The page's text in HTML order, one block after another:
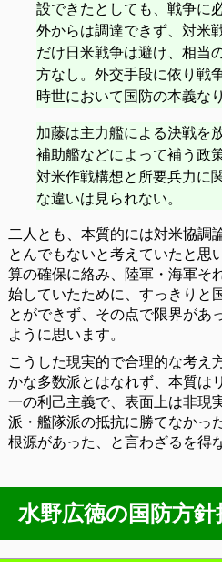
設できたとしても、戦争に
外からは調達できず、対米
だけ日米戦争は避け、相当
方なし。外交手段に依り戦
時世において国防の本義なり
加藤は主力艦による決戦を
補助艦などによって補う政
対米作戦構想と所要兵力に
な違いは見られない。
二人とも、本質的には対米協調
とんでもないと考えていたと思
算の確保に絡み、陸軍・海軍そ
始していたために、すっきりと
とができず、その点で限界があ
ように思います。
こうした現実的で合理的な考え
かな多数派とはなれず、本質は
一の利己主義で、表面上は非現
派・艦隊派の抵抗に勝てなかっ
根源があった、と言わざるを得
水野広徳の国防方針